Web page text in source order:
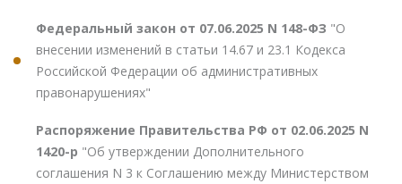
Федеральный закон от 07.06.2025 N 148-ФЗ "О
внесении изменений в статьи 14.67 и 23.1 Кодекса
Российской Федерации об административных
правонарушениях"
Распоряжение Правительства РФ от 02.06.2025 N
1420-р "Об утверждении Дополнительного
соглашения N 3 к Соглашению между Министерством